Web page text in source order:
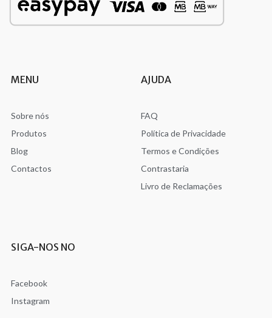
MENU
Sobre nós
Produtos
Blog
Contactos
AJUDA
FAQ
Política de Privacidade
Termos e Condições
Contrastaria
Livro de Reclamações
SIGA-NOS NO
Facebook
Instagram